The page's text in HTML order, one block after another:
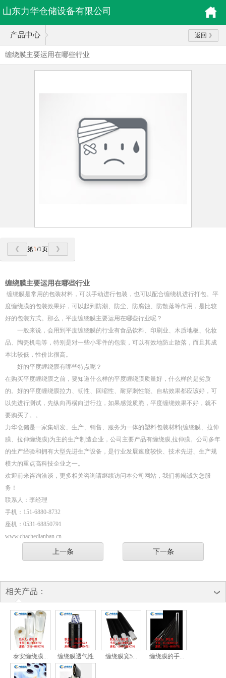
山东力华仓储设备有限公司
产品中心 返回
缠绕膜主要运用在哪些行业
第1/1页
缠绕膜主要运用在哪些行业
缠绕膜是常用的包装材料，可以手动进行包装，也可以配合缠绕机进行打包。平
度缠绕膜的包装效果好，可以起到防潮、防尘、防腐蚀、防散落等作用，是比较
好的包装方式。那么，平度缠绕膜主要运用在哪些行业呢？
一般来说，会用到平度缠绕膜的行业有食品饮料、印刷业、木质地板、化妆
品、陶瓷机电等，特别是对一些小零件的包装，可以有效地防止散落，而且其成
本比较低，性价比很高。
好的平度缠绕膜有哪些特点呢？
在购买平度缠绕膜之前，要知道什么样的平度缠绕膜质量好，什么样的是劣质
的。好的平度缠绕膜拉力、韧性、回缩性、耐穿刺性能、自粘效果都应该好，可
以先进行测试，先纵向再横向进行拉，如果感觉质脆，平度缠绕效果不好，就不
要购买了。。
力华仓储是一家集研发、生产、销售、服务为一体的塑料包装材料(缠绕膜、拉伸
膜、拉伸缠绕膜)为主的生产制造企业，公司主要产品有缠绕膜,拉伸膜。公司多年
的生产经验和拥有大型先进生产设备，是行业发展速度较快、技术先进、生产规
模大的重点高科技企业之一。
欢迎前来咨询洽谈，更多相关咨询请继续访问本公司网站，我们将竭诚为您服
务！
联系人：李经理
手机：151-6880-8732
座机：0531-68850791
www.chachedianban.cn
上一条 下一条
相关产品：
泰安缠绕膜... 缠绕膜透气性 缠绕膜宽5... 缠绕膜的手...